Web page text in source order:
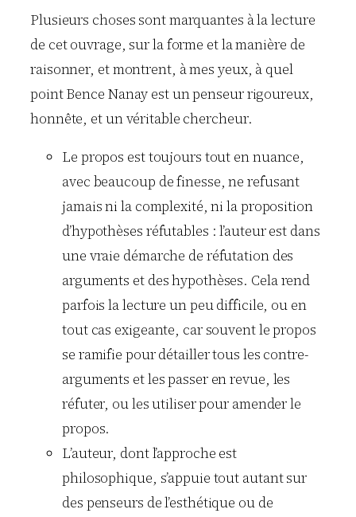
Plusieurs choses sont marquantes à la lecture
de cet ouvrage, sur la forme et la manière de
raisonner, et montrent, à mes yeux, à quel
point Bence Nanay est un penseur rigoureux,
honnête, et un véritable chercheur.
Le propos est toujours tout en nuance,
avec beaucoup de finesse, ne refusant
jamais ni la complexité, ni la proposition
d’hypothèses réfutables : l’auteur est dans
une vraie démarche de réfutation des
arguments et des hypothèses. Cela rend
parfois la lecture un peu difficile, ou en
tout cas exigeante, car souvent le propos
se ramifie pour détailler tous les contre-
arguments et les passer en revue, les
réfuter, ou les utiliser pour amender le
propos.
L’auteur, dont l’approche est
philosophique, s’appuie tout autant sur
des penseurs de l’esthétique ou de